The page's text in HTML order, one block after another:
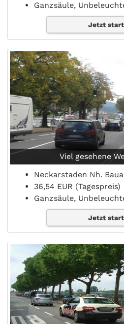
Ganzsäule,
Jetzt
Viel gesehene
Neckarstaden Nh.
36,54 EUR (Tagespreis)
Ganzsäule,
Jetzt